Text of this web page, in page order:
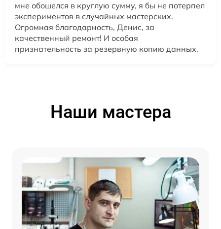
мне обошелся в круглую сумму, я бы не потерпел
экспериментов в случайных мастерских.
Огромная благодарность, Денис, за
качественный ремонт! И особая
признательность за резервную копию данных.
Наши мастера